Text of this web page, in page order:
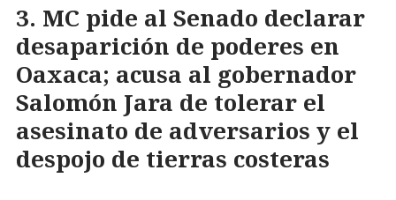
MC pide al Senado declarar
desaparición de poderes en
Oaxaca; acusa al gobernador
Salomón Jara de tolerar el
asesinato de adversarios y el
despojo de tierras costeras